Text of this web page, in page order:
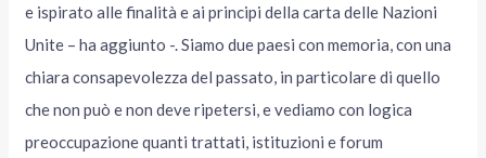
e ispirato alle finalità e ai principi della carta delle Nazioni
Unite – ha aggiunto -. Siamo due paesi con memoria, con una
chiara consapevolezza del passato, in particolare di quello
che non può e non deve ripetersi, e vediamo con logica
preoccupazione quanti trattati, istituzioni e forum